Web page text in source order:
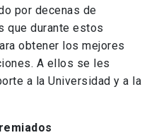
por decenas de
que durante estos
obtener los mejores
A ellos se les
a la Universidad y a la